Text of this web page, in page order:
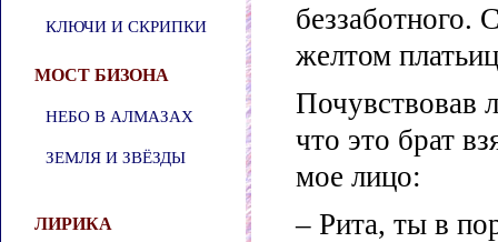
КЛЮЧИ И СКРИПКИ
МОСТ БИЗОНА
НЕБО В АЛМАЗАХ
ЗЕМЛЯ И ЗВЁЗДЫ
ЛИРИКА
беззаботного.
желтом
Почувствовав
что это брат
мое лицо:
– Рита, ты в